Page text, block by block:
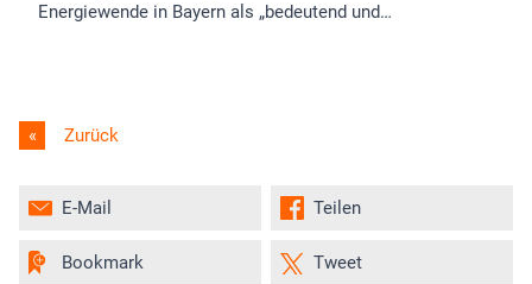
Energiewende in Bayern als „bedeutend und…
Zurück
Teilen
Tweet
E-Mail
Bookmark